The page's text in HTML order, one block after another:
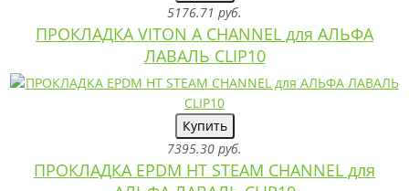
5176.71 руб.
ПРОКЛАДКА VITON A CHANNEL для АЛЬФА
ЛАВАЛЬ CLIP10
Купить
7395.30 руб.
ПРОКЛАДКА EPDM HT STEAM CHANNEL для